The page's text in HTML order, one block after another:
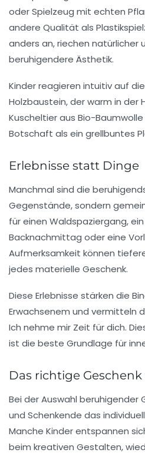
oder Spielzeug mit echten
andere Qualität als
anders an, riechen natürlicher
beruhigendere Ästhetik.
Kinder reagieren intuitiv auf
Holzbaustein, der warm in der
Kuscheltier aus Bio-
Botschaft als ein grellbuntes
Erlebnisse statt Dinge
Manchmal sind die
Gegenstände, sondern
für einen Waldspaziergang,
Backnachmittag oder eine
Aufmerksamkeit können
jedes materielle Geschenk.
Diese Erlebnisse stärken die
Erwachsenem und vermitteln
Ich nehme mir Zeit für dich.
ist die beste Grundlage für
Das richtige
Bei der Auswahl beruhigender
und Schenkende das
Manche Kinder entspannen
beim kreativen Gestalten,